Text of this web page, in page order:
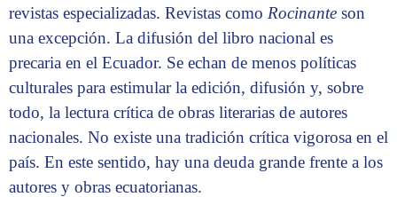
revistas especializadas. Revistas como Rocinante son
una excepción. La difusión del libro nacional es
precaria en el Ecuador. Se echan de menos políticas
culturales para estimular la edición, difusión y, sobre
todo, la lectura crítica de obras literarias de autores
nacionales. No existe una tradición crítica vigorosa en el
país. En este sentido, hay una deuda grande frente a los
autores y obras ecuatorianas.